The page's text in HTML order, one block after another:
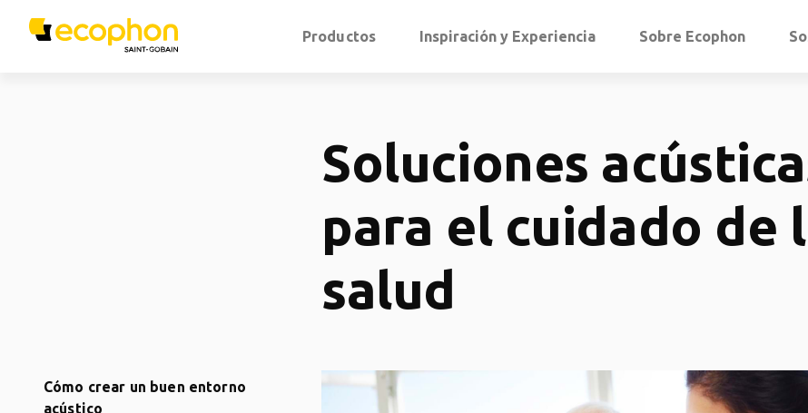
Productos Inspiración y Experiencia Sobre Ecophon
Soluciones
para el cuidado de
salud
Cómo crear un buen entorno
acústico